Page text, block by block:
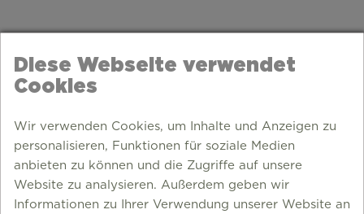
Diese Webseite verwendet
Cookies
Wir verwenden Cookies, um Inhalte und Anzeigen zu
personalisieren, Funktionen für soziale Medien
anbieten zu können und die Zugriffe auf unsere
Website zu analysieren. Außerdem geben wir
Informationen zu Ihrer Verwendung unserer Website an